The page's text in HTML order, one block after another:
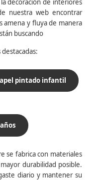
decoración de interiores
nuestra web encontrar
amena y fluya de manera
buscando
pintado infantil
se fabrica con materiales
durabilidad posible.
diario y mantener su